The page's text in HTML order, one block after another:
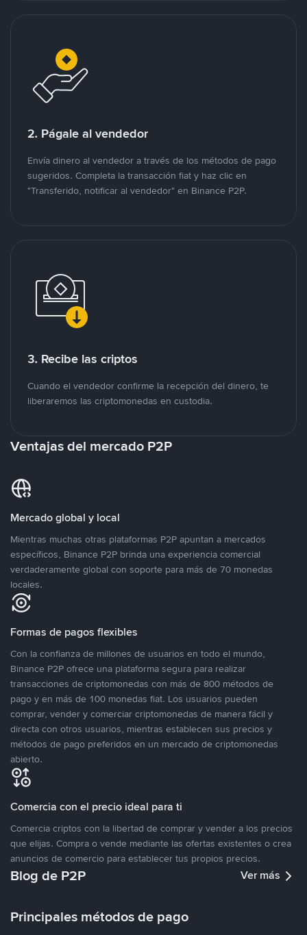
2. Págale al vendedor
Envía dinero al vendedor a través de los métodos de pago
sugeridos. Completa la transacción fiat y haz clic en
"Transferido, notificar al vendedor" en Binance P2P.
3. Recibe las criptos
Cuando el vendedor confirme la recepción del dinero, te
liberaremos las criptomonedas en custodia.
Ventajas del mercado P2P
Mercado global y local
Mientras muchas otras plataformas P2P apuntan a mercados
específicos, Binance P2P brinda una experiencia comercial
verdaderamente global con soporte para más de 70 monedas
locales.
Formas de pagos flexibles
Con la confianza de millones de usuarios en todo el mundo,
Binance P2P ofrece una plataforma segura para realizar
transacciones de criptomonedas con más de 800 métodos de
pago y en más de 100 monedas fiat. Los usuarios pueden
comprar, vender y comerciar criptomonedas de manera fácil y
directa con otros usuarios, mientras establecen sus precios y
métodos de pago preferidos en un mercado de criptomonedas
abierto.
Comercia con el precio ideal para ti
Comercia criptos con la libertad de comprar y vender a los precios
que elijas. Compra o vende mediante las ofertas existentes o crea
anuncios de comercio para establecer tus propios precios.
Blog de P2P Ver más
Principales métodos de pago